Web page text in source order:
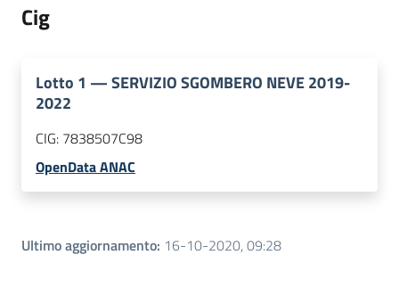
Cig
Lotto 1 —SERVIZIO SGOMBERO NEVE 2019-
2022
CIG: 7838507C98
OpenData ANAC
Ultimo aggiornamento: 16-10-2020, 09:28